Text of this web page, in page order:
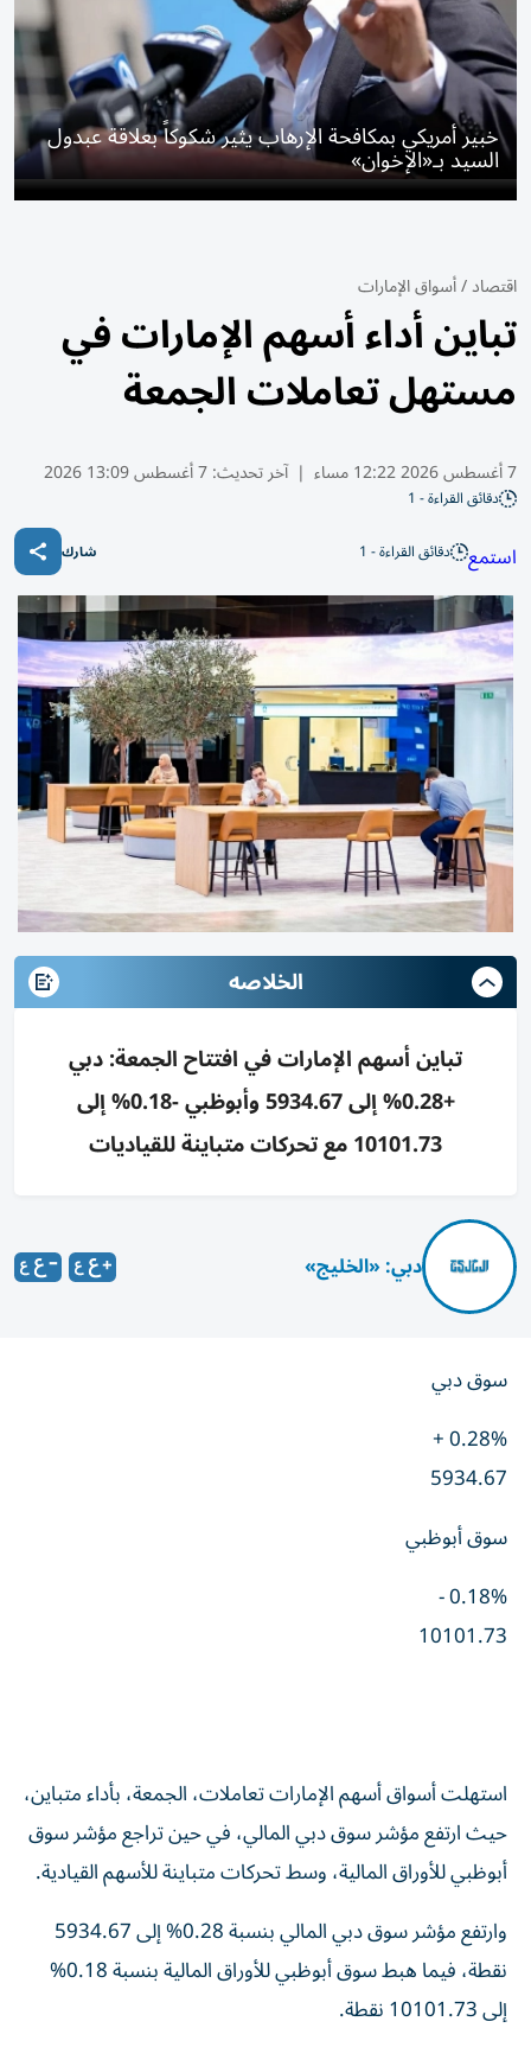
خبير أمريكي بمكافحة الإرهاب يثير شكوكاً بعلاقة عبدول
السيد بـ«الإخوان»
اقتصاد/أسواق الإمارات
تباين أداء أسهم الإمارات في
مستهل تعاملات الجمعة
7 أغسطس 2026 12:22 مساء | آخر تحديث:7 أغسطس 13:09 2026
دقائق القراءة - 1
استمع دقائق القراءة - 1 شارك
الخلاصه
تباين أسهم الإمارات في افتتاح الجمعة: دبي
+0.28% إلى 5934.67 وأبوظبي -0.18% إلى
10101.73 مع تحركات متباينة للقياديات
دبي: «الخليج»
سوق دبي
0.28% +
5934.67
سوق أبوظبي
0.18% -
10101.73
استهلت أسواق أسهم الإمارات تعاملات، الجمعة، بأداء متباين،
حيث ارتفع مؤشر سوق دبي المالي، في حين تراجع مؤشر سوق
أبوظبي للأوراق المالية، وسط تحركات متباينة للأسهم القيادية.
وارتفع مؤشر سوق دبي المالي بنسبة 0.28% إلى 5934.67
نقطة، فيما هبط سوق أبوظبي للأوراق المالية بنسبة 0.18%
إلى 10101.73 نقطة.